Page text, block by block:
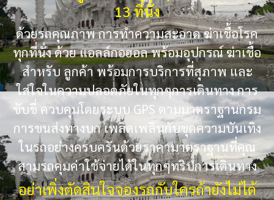
13 ที่นั่ง
ด้วยรถคุณภาพ การทำความสะอาด ฆ่าเชื้อโรค
ทุกที่นั่ง ด้วย แอลล์กอฮอล พร้อมอุปกรณ์ ฆ่าเชื้อ
สำหรับ ลูกค้า พร้อมการบริการที่สุภาพ และ
ใส่ใจในความปลอดภัยในทุกๆการเดินทาง การ
ขับขี่ ควบคุมโดยระบบ GPS ตามมาตราฐานกรม
การขนส่งทางบก เพลิดเพลินกับชุดความบันเทิง
ในรถอย่างครบครันด้วยราคามาตราฐานที่คุณ
สามรถคุมค่าใช้จ่ายได้ในทุกๆทริปการเดินทาง
อย่าเพิ่งตัดสินใจจองรถกับใครถ้ายังไม่ได้